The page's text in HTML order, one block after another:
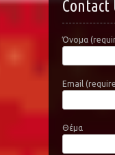
Contact
Όνομα
Email
Θέμα